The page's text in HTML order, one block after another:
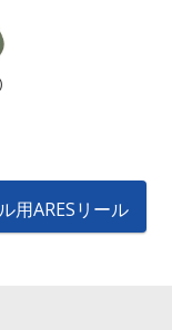
用ARESリール